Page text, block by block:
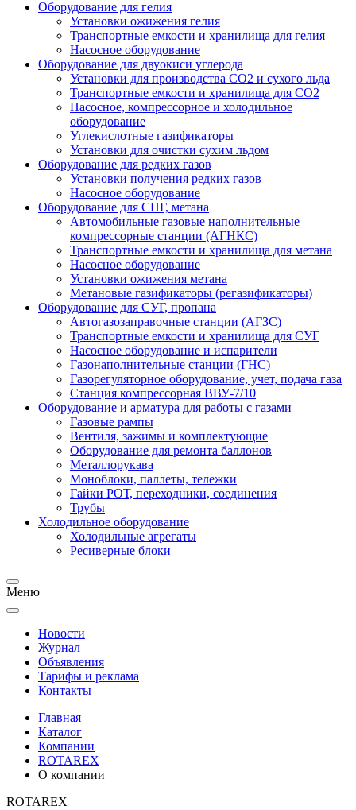
Оборудование для гелия
Установки ожижения гелия
Транспортные емкости и хранилища для гелия
Насосное оборудование
Оборудование для двуокиси углерода
Установки для производства СО2 и сухого льда
Транспортные емкости и хранилища для CO2
Насосное, компрессорное и холодильное
оборудование
Углекислотные газификаторы
Установки для очистки сухим льдом
Оборудование для редких газов
Установки получения редких газов
Насосное оборудование
Оборудование для СПГ, метана
Автомобильные газовые наполнительные
компрессорные станции (АГНКС)
Транспортные емкости и хранилища для метана
Насосное оборудование
Установки ожижения метана
Метановые газификаторы (регазификаторы)
Оборудование для СУГ, пропана
Автогазозаправочные станции (АГЗС)
Транспортные емкости и хранилища для СУГ
Насосное оборудование и испарители
Газонаполнительные станции (ГНС)
Газорегуляторное оборудование, учет, подача газа
Станция компрессорная ВВУ-7/10
Оборудование и арматура для работы с газами
Газовые рампы
Вентиля, зажимы и комплектующие
Оборудование для ремонта баллонов
Металлорукава
Моноблоки, паллеты, тележки
Гайки РОТ, переходники, соединения
Трубы
Холодильное оборудование
Холодильные агрегаты
Ресиверные блоки
Меню
Новости
Журнал
Объявления
Тарифы и реклама
Контакты
Главная
Каталог
Компании
ROTAREX
О компании
ROTAREX